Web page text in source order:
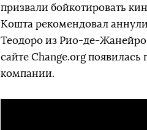
призвали бойкотировать
Кошта рекомендовал
Теодоро из Рио-де-
сайте Change.org появилась
компании.